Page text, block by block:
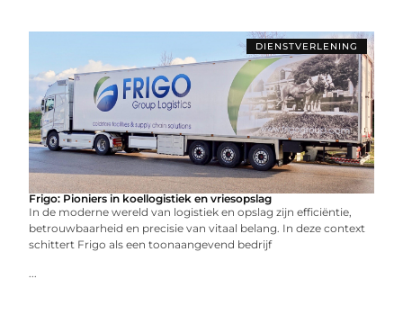
DIENSTVERLENING
Frigo: Pioniers in koellogistiek en vriesopslag
In de moderne wereld van logistiek en opslag zijn efficiëntie,
betrouwbaarheid en precisie van vitaal belang. In deze context
schittert Frigo als een toonaangevend bedrijf
...